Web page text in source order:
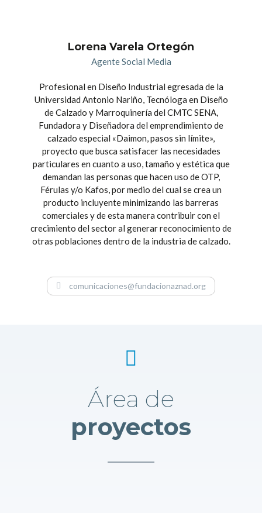
Lorena Varela Ortegón
Agente Social Media
Profesional en Diseño Industrial egresada de la
Universidad Antonio Nariño, Tecnóloga en Diseño
de Calzado y Marroquinería del CMTC SENA,
Fundadora y Diseñadora del emprendimiento de
calzado especial «Daimon, pasos sin límite»,
proyecto que busca satisfacer las necesidades
particulares en cuanto a uso, tamaño y estética que
demandan las personas que hacen uso de OTP,
Férulas y/o Kafos, por medio del cual se crea un
producto incluyente minimizando las barreras
comerciales y de esta manera contribuir con el
crecimiento del sector al generar reconocimiento de
otras poblaciones dentro de la industria de calzado.
comunicaciones@fundacionaznad.org
Área de
proyectos